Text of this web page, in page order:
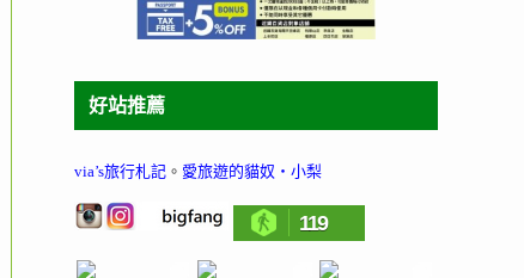
好站推薦
via’s旅行札記 。 愛旅遊的貓奴‧小梨
119